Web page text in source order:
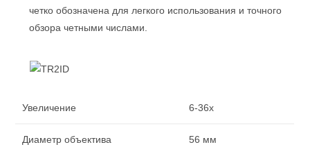
четко обозначена для легкого использования и точного
обзора четными числами.
Увеличение 6-36x
Диаметр объектива 56 мм